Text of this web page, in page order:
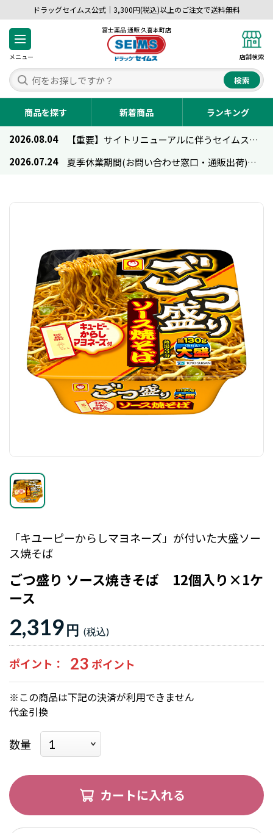
ドラッグセイムス公式｜3,300円(税込)以上のご注文で送料無料
メニュー
富士薬品 通販 久喜本町店
店舗検索
検索
商品を探す 新着商品 ランキング
2026.08.04
【重要】サイトリニューアルに伴うセイムス通販のご利用について
2026.07.24
夏季休業期間(お問い合わせ窓口・通販出荷)のお知らせ
「キユーピーからしマヨネーズ」が付いた大盛ソー
ス焼そば
ごつ盛り ソース焼きそば 12個入り×1ケ
ース
2,319円
ポイント 23
※この商品は下記の決済が利用できません
代金引換
数量
カートに入れる